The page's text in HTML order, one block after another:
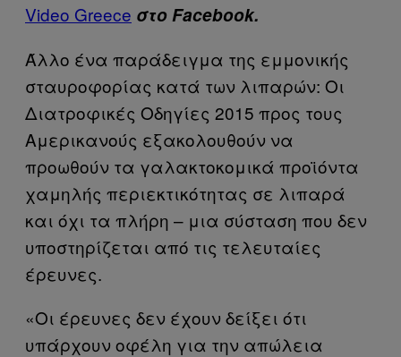
Video Greece στο Facebook.
Άλλο ένα παράδειγμα της εμμονικής
σταυροφορίας κατά των λιπαρών: Οι
Διατροφικές Οδηγίες 2015 προς τους
Αμερικανούς εξακολουθούν να
προωθούν τα γαλακτοκομικά προϊόντα
χαμηλής περιεκτικότητας σε λιπαρά
και όχι τα πλήρη – μια σύσταση που δεν
υποστηρίζεται από τις τελευταίες
έρευνες.
«Οι έρευνες δεν έχουν δείξει ότι
υπάρχουν οφέλη για την απώλεια